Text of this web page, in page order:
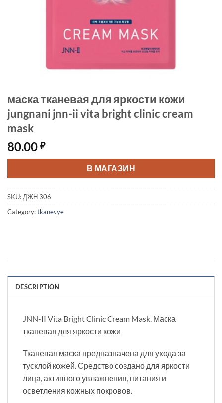
маска тканевая для яркости кожи
jungnani jnn-ii vita bright clinic cream
mask
80.00 ₽
В МАГАЗИН
SKU: ДЖН 306
Category:tkanevye
DESCRIPTION
JNN-II Vita Bright Clinic Cream Mask. Маска
тканевая для яркости кожи
Тканевая маска предназначена для ухода за
тусклой кожей. Средство создано для яркости
лица, активного увлажнения, питания и
осветления кожных покровов.